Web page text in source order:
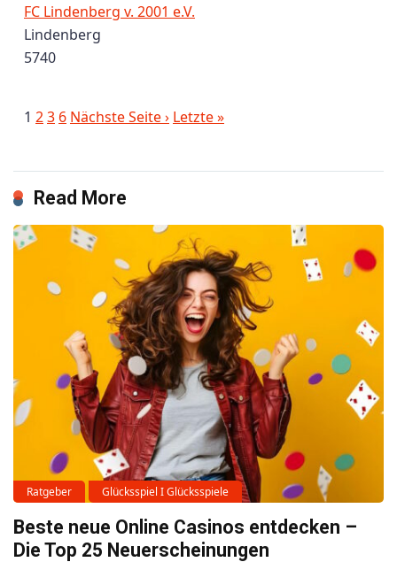
FC Lindenberg v. 2001 e.V.
Lindenberg
5740
1 23 6 Nächste Seite › Letzte »
Read More
Ratgeber Glücksspiel I Glücksspiele
Beste neue Online Casinos entdecken –
Die Top 25 Neuerscheinungen